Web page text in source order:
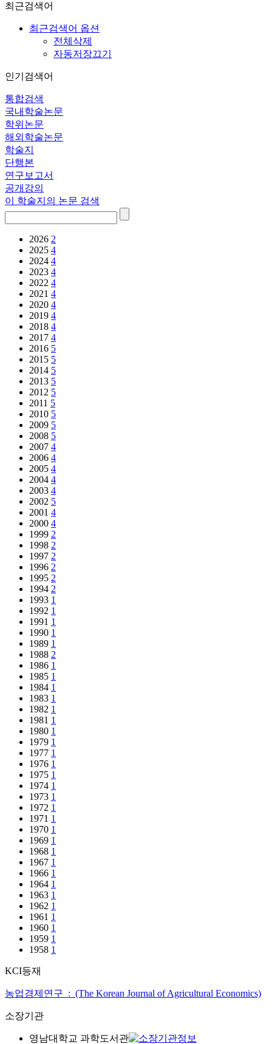
최근검색어
최근검색어 옵션
전체삭제
자동저장끄기
인기검색어
통합검색
국내학술논문
학위논문
해외학술논문
학술지
단행본
연구보고서
공개강의
이 학술지의 논문 검색
2026 2
2025 4
2024 4
2023 4
2022 4
2021 4
2020 4
2019 4
2018 4
2017 4
2016 5
2015 5
2014 5
2013 5
2012 5
2011 5
2010 5
2009 5
2008 5
2007 4
2006 4
2005 4
2004 4
2003 4
2002 5
2001 4
2000 4
1999 2
1998 2
1997 2
1996 2
1995 2
1994 2
1993 1
1992 1
1991 1
1990 1
1989 1
1988 2
1986 1
1985 1
1984 1
1983 1
1982 1
1981 1
1980 1
1979 1
1977 1
1976 1
1975 1
1974 1
1973 1
1972 1
1971 1
1970 1
1969 1
1968 1
1967 1
1966 1
1964 1
1963 1
1962 1
1961 1
1960 1
1959 1
1958 1
KCI등재
농업경제연구 : (The Korean Journal of Agricultural Economics)
소장기관
영남대학교 과학도서관